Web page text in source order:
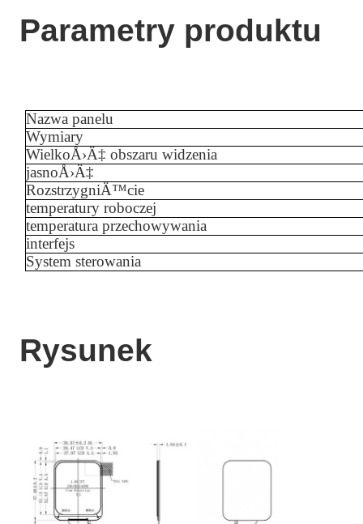
Parametry produktu
Nazwa panelu
Wymiary
WielkoÅ›Ä‡ obszaru widzenia
jasnoÅ›Ä‡
RozstrzygniÄ™cie
temperatury roboczej
temperatura przechowywania
interfejs
System sterowania
Rysunek